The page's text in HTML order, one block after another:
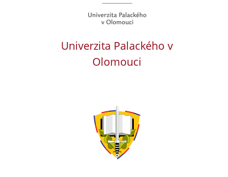
Univerzita Palackého v
Olomouci